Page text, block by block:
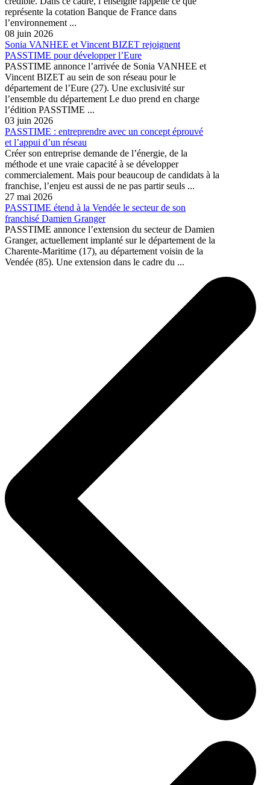
représente la cotation Banque de France dans
l’environnement ...
08 juin 2026
Sonia VANHEE et Vincent BIZET rejoignent
PASSTIME pour développer l’Eure
PASSTIME annonce l’arrivée de Sonia VANHEE et
Vincent BIZET au sein de son réseau pour le
département de l’Eure (27). Une exclusivité sur
l’ensemble du département Le duo prend en charge
l’édition PASSTIME ...
03 juin 2026
PASSTIME : entreprendre avec un concept éprouvé
et l’appui d’un réseau
Créer son entreprise demande de l’énergie, de la
méthode et une vraie capacité à se développer
commercialement. Mais pour beaucoup de candidats à la
franchise, l’enjeu est aussi de ne pas partir seuls ...
27 mai 2026
PASSTIME étend à la Vendée le secteur de son
franchisé Damien Granger
PASSTIME annonce l’extension du secteur de Damien
Granger, actuellement implanté sur le département de la
Charente-Maritime (17), au département voisin de la
Vendée (85). Une extension dans le cadre du ...